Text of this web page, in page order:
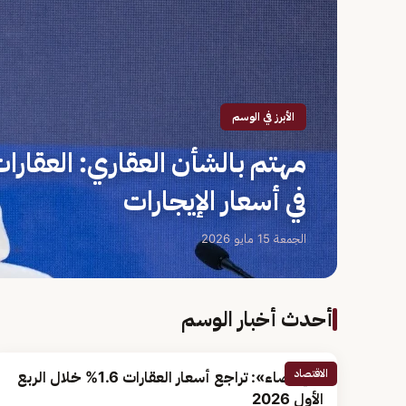
الأبرز في الوسم
مهتم بالشأن العقاري:
في أسعار الإيجارات
الجمعة 15 مايو 2026
أحدث أخبار الوسم
الاقتصاد
«الإحصاء»: تراجع أسعار العقارات 1.6% خلال الربع
الأول 2026